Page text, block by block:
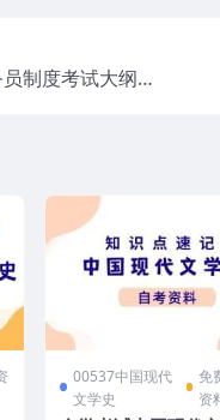
制度考试大纲免
00537中国现代
文学史
免
资